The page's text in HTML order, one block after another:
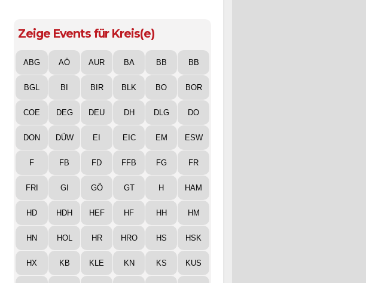
Zeige Events für Kreis(e)
ABG AÖ AUR BA BB BB
BGL BI BIR BLK BO BOR
COE DEG DEU DH DLG DO
DON DÜW EI EIC EM ESW
F FB FD FFB FG FR
FRI GI GÖ GT H HAM
HD HDH HEF HF HH HM
HN HOL HR HRO HS HSK
HX KB KLE KN KS KUS